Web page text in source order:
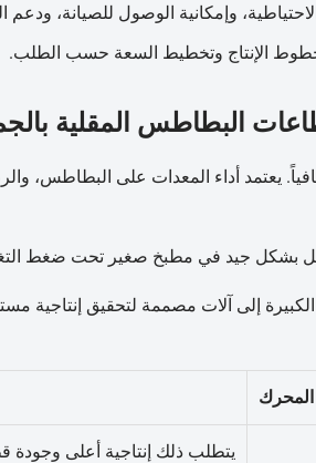
وإمكانية الوصول للصيانة، ودعم
خطوط الإنتاج وتخطيط السعة حسب الطلب.
البطاطس المقلية
يعتمد أداء المعدات على البطاطس،
بشكل جيد في مطبخ صغير تحت ضغط
إلى آلات مصممة لتحقيق إنتاجية
المحرك
يتطلب ذلك إنتاجية أعلى وجودة